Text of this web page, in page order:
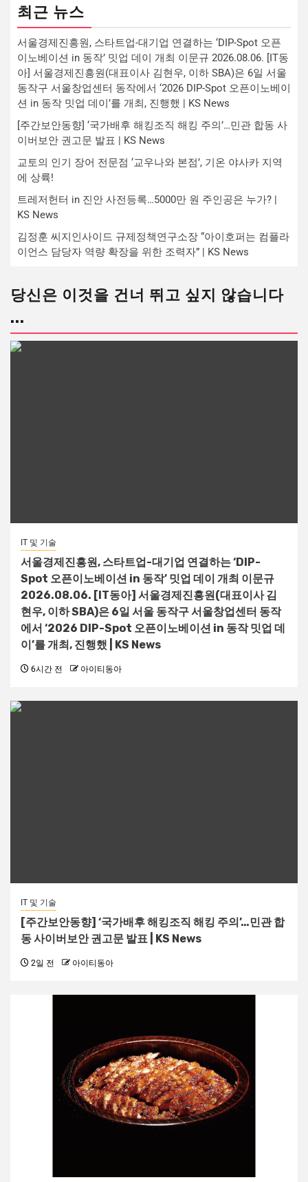
최근 뉴스
서울경제진흥원, 스타트업-대기업 연결하는 ‘DIP-Spot 오픈
이노베이션 in 동작’ 밋업 데이 개최 이문규 2026.08.06. [IT동
아] 서울경제진흥원(대표이사 김현우, 이하 SBA)은 6일 서울
동작구 서울창업센터 동작에서 ‘2026 DIP-Spot 오픈이노베이
션 in 동작 밋업 데이’를 개최, 진행했 | KS News
[주간보안동향] ‘국가배후 해킹조직 해킹 주의’…민관 합동 사
이버보안 권고문 발표 | KS News
교토의 인기 장어 전문점 ‘교우나와 본점’, 기온 야사카 지역
에 상륙!
트레저헌터 in 진안 사전등록…5000만 원 주인공은 누가? |
KS News
김정훈 씨지인사이드 규제정책연구소장 “아이호퍼는 컴플라
이언스 담당자 역량 확장을 위한 조력자” | KS News
당신은 이것을 건너 뛰고 싶지 않습니다
...
IT 및 기술
서울경제진흥원, 스타트업-대기업 연결하는 ‘DIP-
Spot 오픈이노베이션 in 동작’ 밋업 데이 개최 이문규
2026.08.06. [IT동아] 서울경제진흥원(대표이사 김
현우, 이하 SBA)은 6일 서울 동작구 서울창업센터 동작
에서 ‘2026 DIP-Spot 오픈이노베이션 in 동작 밋업 데
이’를 개최, 진행했 | KS News
6시간 전 아이티동아
IT 및 기술
[주간보안동향] ‘국가배후 해킹조직 해킹 주의’…민관 합
동 사이버보안 권고문 발표 | KS News
2일 전 아이티동아